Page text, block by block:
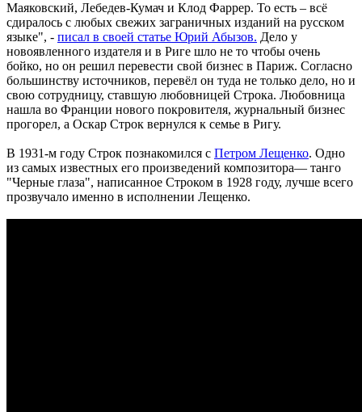
Маяковский, Лебедев-Кумач и Клод Фаррер. То есть – всё
сдиралось с любых свежих заграничных изданий на русском
языке", - писал в своей статье Юрий Абызов. Дело у
новоявленного издателя и в Риге шло не то чтобы очень
бойко, но он решил перевести свой бизнес в Париж. Согласно
большинству источников, перевёл он туда не только дело, но и
свою сотрудницу, ставшую любовницей Строка. Любовница
нашла во Франции нового покровителя, журнальный бизнес
прогорел, а Оскар Строк вернулся к семье в Ригу.
В 1931-м году Строк познакомился с Петром Лещенко. Одно
из самых известных его произведений композитора— танго
"Черные глаза", написанное Строком в 1928 году, лучше всего
прозвучало именно в исполнении Лещенко.